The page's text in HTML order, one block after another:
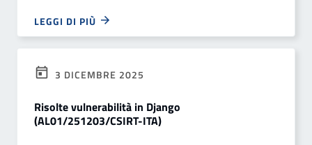
LEGGI DI PIÙ
3 DICEMBRE 2025
Risolte vulnerabilità in Django
(AL01/251203/CSIRT-ITA)